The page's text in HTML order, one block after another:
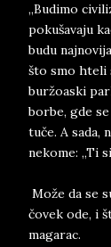
„Budimo
pokušavaju
budu
što smo hteli
buržoaski
borbe, gde
tuče. A sada,
nekome: „Ti
Može da se
čovek ode, i
magarac.